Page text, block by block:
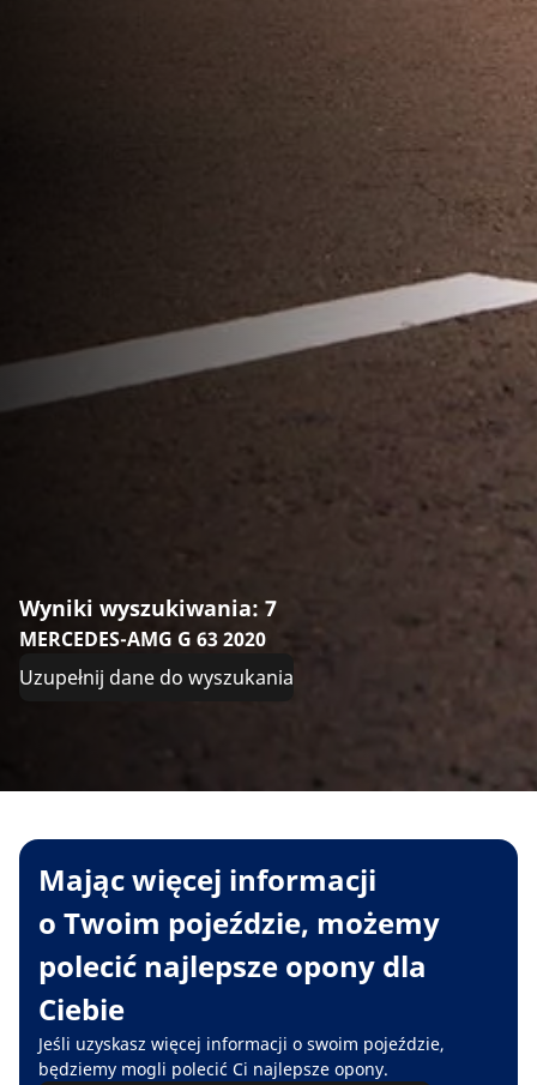
Wyniki wyszukiwania: 7
MERCEDES-AMG G 63 2020
Uzupełnij dane do wyszukania
Mając więcej informacji
o Twoim pojeździe, możemy
polecić najlepsze opony dla
Ciebie
Jeśli uzyskasz więcej informacji o swoim pojeździe,
będziemy mogli polecić Ci najlepsze opony.